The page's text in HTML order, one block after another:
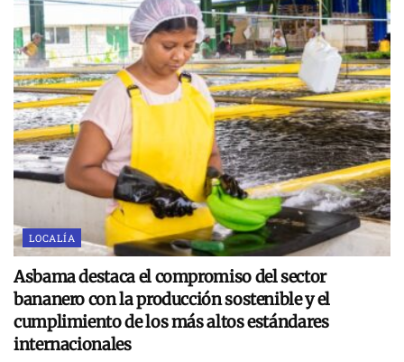
LOCALÍA
Asbama destaca el compromiso del sector
bananero con la producción sostenible y el
cumplimiento de los más altos estándares
internacionales